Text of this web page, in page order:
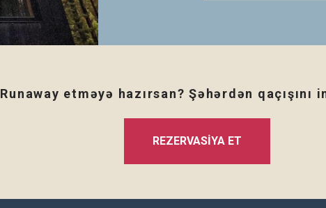
Runaway etməyə hazırsan? Şəhərdən qaçışını
REZERVASIYA ET